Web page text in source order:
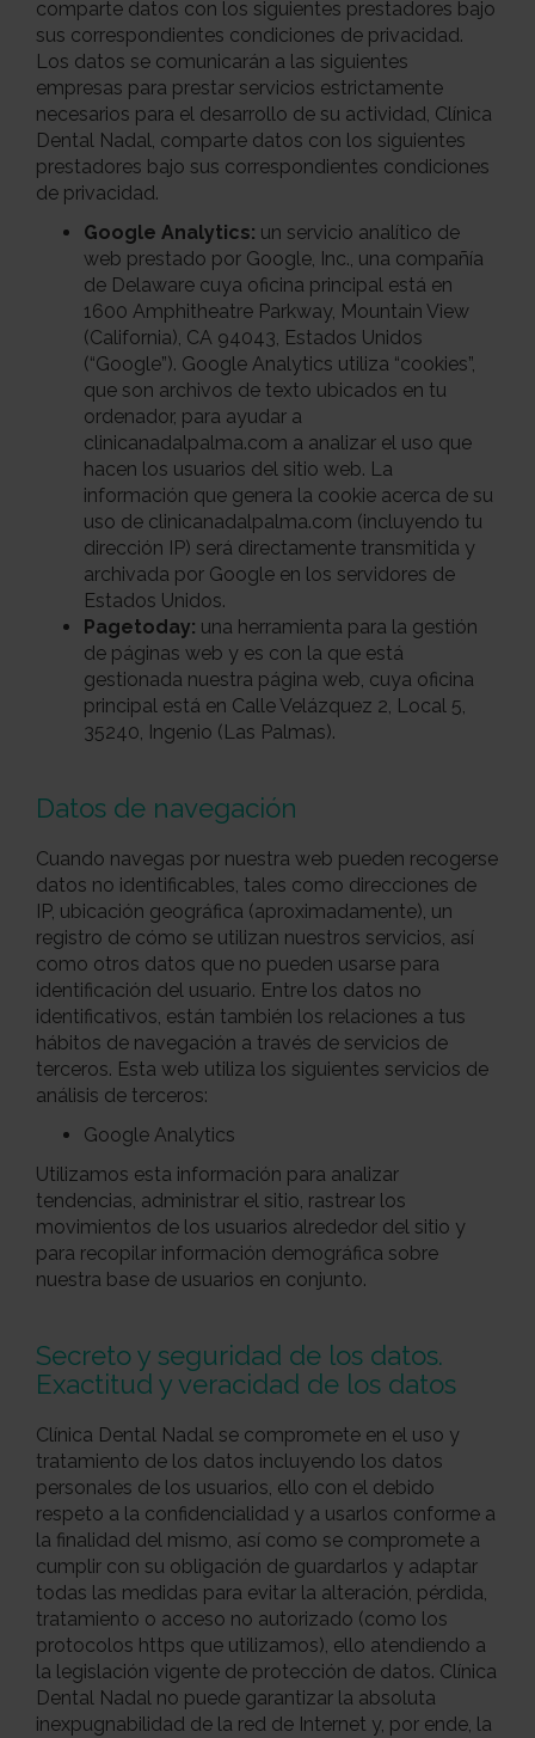
comparte datos con los siguientes prestadores bajo
sus correspondientes condiciones de privacidad.
Los datos se comunicarán a las siguientes
empresas para prestar servicios estrictamente
necesarios para el desarrollo de su actividad, Clínica
Dental Nadal, comparte datos con los siguientes
prestadores bajo sus correspondientes condiciones
de privacidad.
Google Analytics: un servicio analítico de
web prestado por Google, Inc., una compañía
de Delaware cuya oficina principal está en
1600 Amphitheatre Parkway, Mountain View
(California), CA 94043, Estados Unidos
(“Google”). Google Analytics utiliza “cookies”,
que son archivos de texto ubicados en tu
ordenador, para ayudar a
clinicanadalpalma.com a analizar el uso que
hacen los usuarios del sitio web. La
información que genera la cookie acerca de su
uso de clinicanadalpalma.com (incluyendo tu
dirección IP) será directamente transmitida y
archivada por Google en los servidores de
Estados Unidos.
Pagetoday: una herramienta para la gestión
de páginas web y es con la que está
gestionada nuestra página web, cuya oficina
principal está en Calle Velázquez 2, Local 5,
35240, Ingenio (Las Palmas).
Datos de navegación
Cuando navegas por nuestra web pueden recogerse
datos no identificables, tales como direcciones de
IP, ubicación geográfica (aproximadamente), un
registro de cómo se utilizan nuestros servicios, así
como otros datos que no pueden usarse para
identificación del usuario. Entre los datos no
identificativos, están también los relaciones a tus
hábitos de navegación a través de servicios de
terceros. Esta web utiliza los siguientes servicios de
análisis de terceros:
Google Analytics
Utilizamos esta información para analizar
tendencias, administrar el sitio, rastrear los
movimientos de los usuarios alrededor del sitio y
para recopilar información demográfica sobre
nuestra base de usuarios en conjunto.
Secreto y seguridad de los datos.
Exactitud y veracidad de los datos
Clínica Dental Nadal se compromete en el uso y
tratamiento de los datos incluyendo los datos
personales de los usuarios, ello con el debido
respeto a la confidencialidad y a usarlos conforme a
la finalidad del mismo, así como se compromete a
cumplir con su obligación de guardarlos y adaptar
todas las medidas para evitar la alteración, pérdida,
tratamiento o acceso no autorizado (como los
protocolos https que utilizamos), ello atendiendo a
la legislación vigente de protección de datos. Clínica
Dental Nadal no puede garantizar la absoluta
inexpugnabilidad de la red de Internet y, por ende, la